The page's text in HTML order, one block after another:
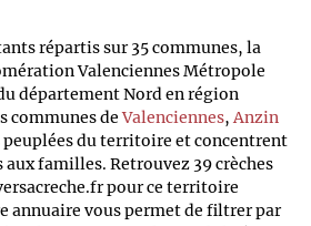
répartis sur 35 communes, la
Valenciennes Métropole
département Nord en région
communes deValenciennes,Anzin
peuplées du territoire et concentrent
aux familles. Retrouvez 39 crèches
pour ce territoire
annuaire vous permet de filtrer par